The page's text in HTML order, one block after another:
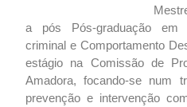
a pós Pós-graduação em
criminal e Comportamento
estágio na Comissão de
Amadora, focando-se num
prevenção e intervenção